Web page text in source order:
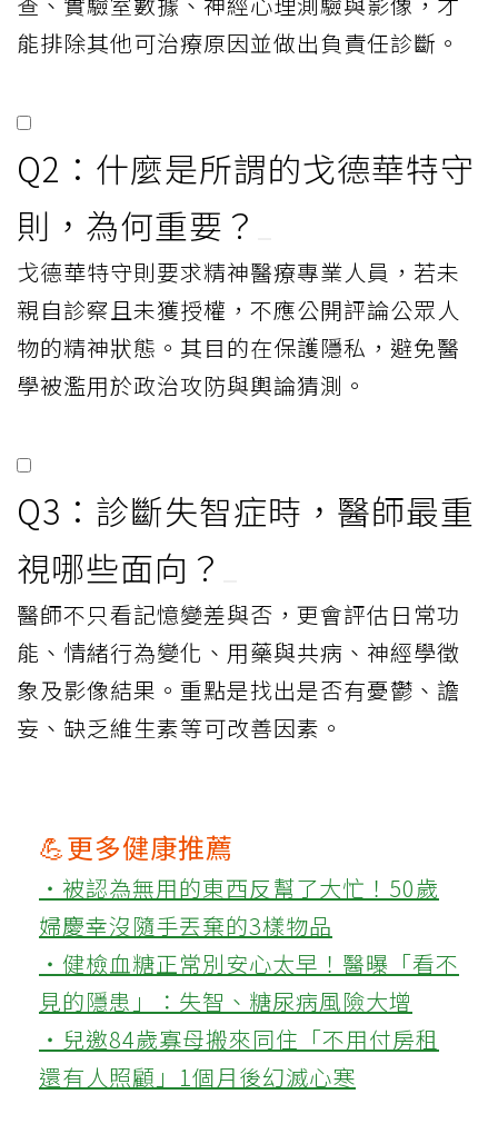
能排除其他可治療原因並做出負責任診斷。
Q2：什麼是所謂的戈德華特守
則，為何重要？
戈德華特守則要求精神醫療專業人員，若未
親自診察且未獲授權，不應公開評論公眾人
物的精神狀態。其目的在保護隱私，避免醫
學被濫用於政治攻防與輿論猜測。
Q3：診斷失智症時，醫師最重
視哪些面向？
醫師不只看記憶變差與否，更會評估日常功
能、情緒行為變化、用藥與共病、神經學徵
象及影像結果。重點是找出是否有憂鬱、譫
妄、缺乏維生素等可改善因素。
💪更多健康推薦
‧被認為無用的東西反幫了大忙！50歲
婦慶幸沒隨手丟棄的3樣物品
‧健檢血糖正常別安心太早！醫曝「看不
見的隱患」：失智、糖尿病風險大增
‧兒邀84歲寡母搬來同住「不用付房租
還有人照顧」1個月後幻滅心寒